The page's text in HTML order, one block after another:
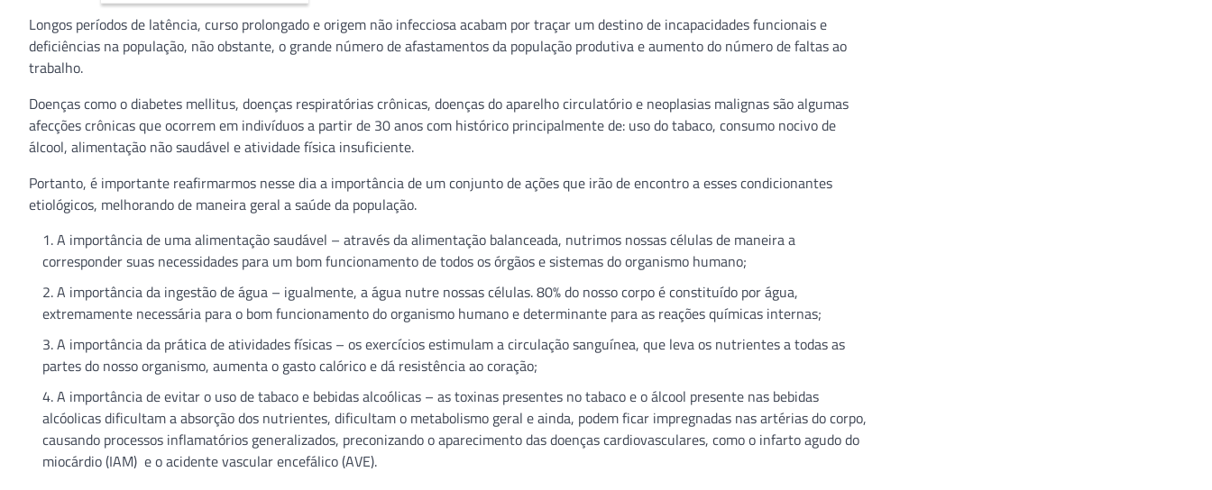
Longos períodos de latência, curso prolongado e origem não infecciosa acabam por traçar um destino de incapacidades funcionais e
deficiências na população, não obstante, o grande número de afastamentos da população produtiva e aumento do número de faltas ao
trabalho.
Doenças como o diabetes mellitus, doenças respiratórias crônicas, doenças do aparelho circulatório e neoplasias malignas são algumas
afecções crônicas que ocorrem em indivíduos a partir de 30 anos com histórico principalmente de: uso do tabaco, consumo nocivo de
álcool, alimentação não saudável e atividade física insuficiente.
Portanto, é importante reafirmarmos nesse dia a importância de um conjunto de ações que irão de encontro a esses condicionantes
etiológicos, melhorando de maneira geral a saúde da população.
A importância de uma alimentação saudável – através da alimentação balanceada, nutrimos nossas células de maneira a
corresponder suas necessidades para um bom funcionamento de todos os órgãos e sistemas do organismo humano;
A importância da ingestão de água – igualmente, a água nutre nossas células. 80% do nosso corpo é constituído por água,
extremamente necessária para o bom funcionamento do organismo humano e determinante para as reações químicas internas;
A importância da prática de atividades físicas – os exercícios estimulam a circulação sanguínea, que leva os nutrientes a todas as
partes do nosso organismo, aumenta o gasto calórico e dá resistência ao coração;
A importância de evitar o uso de tabaco e bebidas alcoólicas – as toxinas presentes no tabaco e o álcool presente nas bebidas
alcóolicas dificultam a absorção dos nutrientes, dificultam o metabolismo geral e ainda, podem ficar impregnadas nas artérias do corpo,
causando processos inflamatórios generalizados, preconizando o aparecimento das doenças cardiovasculares, como o infarto agudo do
miocárdio (IAM) e o acidente vascular encefálico (AVE).